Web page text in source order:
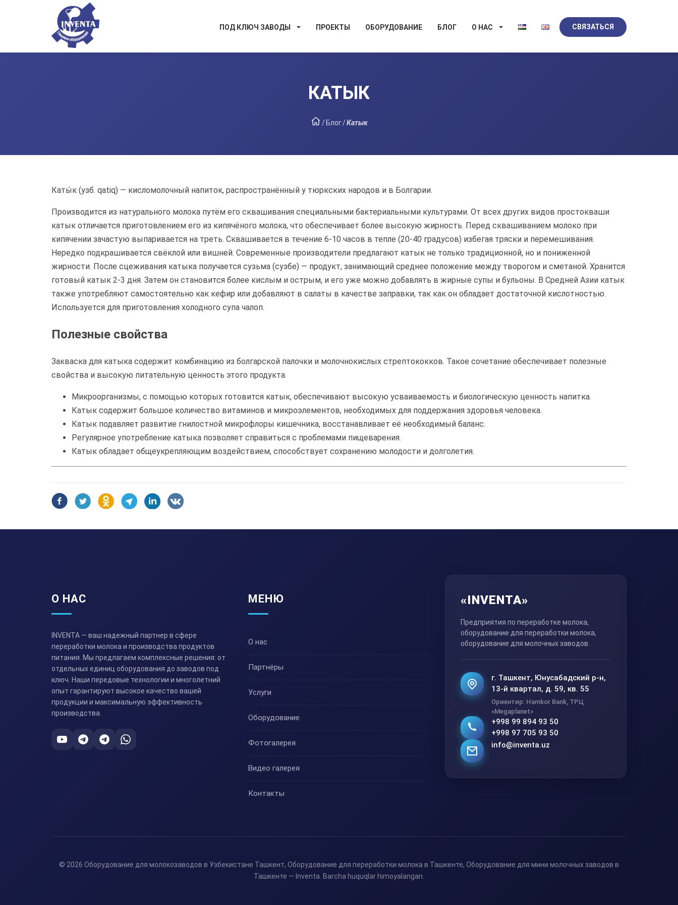
ПОД КЛЮЧ ЗАВОДЫ ПРОЕКТЫ ОБОРУДОВАНИЕ БЛОГ О НАС СВЯЗАТЬСЯ
КАТЫК
/ Блог/Катык
Каты́к (узб. qatiq) — кисломолочный напиток, распространённый у тюркских народов и в Болгарии.
Производится из натурального молока путём его сквашивания специальными бактериальными культурами. От всех других видов простокваши
катык отличается приготовлением его из кипячёного молока, что обеспечивает более высокую жирность. Перед сквашиванием молоко при
кипячении зачастую выпаривается на треть. Сквашивается в течение 6-10 часов в тепле (20-40 градусов) избегая тряски и перемешивания.
Нередко подкрашивается свёклой или вишней. Современные производители предлагают катык не только традиционной, но и пониженной
жирности. После сцеживания катыка получается сузьма (сузбе) — продукт, занимающий среднее положение между творогом и сметаной. Хранится
готовый катык 2-3 дня. Затем он становится более кислым и острым, и его уже можно добавлять в жирные супы и бульоны. В Средней Азии катык
также употребляют самостоятельно как кефир или добавляют в салаты в качестве заправки, так как он обладает достаточной кислотностью.
Используется для приготовления холодного супа чалоп.
Полезные свойства
Закваска для катыка содержит комбинацию из болгарской палочки и молочнокислых стрептококков. Такое сочетание обеспечивает полезные
свойства и высокую питательную ценность этого продукта.
Микроорганизмы, с помощью которых готовится катык, обеспечивают высокую усваиваемость и биологическую ценность напитка.
Катык содержит большое количество витаминов и микроэлементов, необходимых для поддержания здоровья человека.
Катык подавляет развитие гнилостной микрофлоры кишечника, восстанавливает её необходимый баланс.
Регулярное употребление катыка позволяет справиться с проблемами пищеварения.
Катык обладает общеукрепляющим воздействием, способствует сохранению молодости и долголетия.
О НАС
INVENTA — ваш надежный партнер в сфере
переработки молока и производства продуктов
питания. Мы предлагаем комплексные решения: от
отдельных единиц оборудования до заводов под
ключ. Наши передовые технологии и многолетний
опыт гарантируют высокое качество вашей
продукции и максимальную эффективность
производства.
МЕНЮ
О нас
Партнёры
Услуги
Оборудование
Фотогалерея
Видео галерея
Контакты
«INVENTA»
Предприятия по переработке молока,
оборудование для переработки молока,
оборудование для молочных заводов.
г. Ташкент, Юнусабадский р-н,
13-й квартал, д. 59, кв. 55
Ориентир: Hamkor Bank, ТРЦ
«Megaplanet»
+998 99 894 93 50
+998 97 705 93 50
info@inventa.uz
© 2026 Оборудование для молокозаводов в Узбекистане Ташкент, Оборудование для переработки молока в Ташкенте, Оборудование для мини молочных заводов в
Ташкенте — Inventa. Barcha huquqlar himoyalangan.